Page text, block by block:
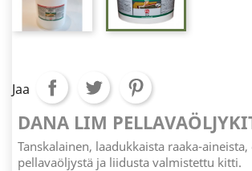
Jaa
DANA LIM
Tanskalainen, laadukkaista raaka-
pellavaöljystä ja liidusta valmistettu kitti.